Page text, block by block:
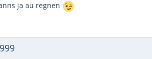
ja au regnen